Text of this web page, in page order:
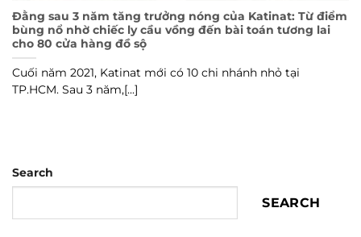
Đằng sau 3 năm tăng trưởng nóng của Katinat: Từ điểm
bùng nổ nhờ chiếc ly cầu vồng đến bài toán tương lai
cho 80 cửa hàng đồ sộ
Cuối năm 2021, Katinat mới có 10 chi nhánh nhỏ tại
TP.HCM. Sau 3 năm,[...]
Search
SEARCH